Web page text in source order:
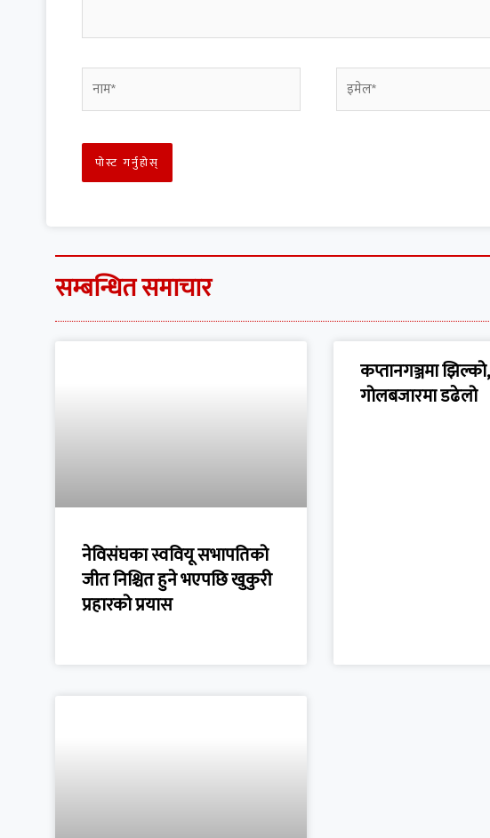
सम्बन्धित समाचार
नेविसंघका स्ववियू सभापतिको
जीत निश्चित हुने भएपछि खुकुरी
प्रहारको प्रयास
कप्तानगञ्जमा झिल्को,
गोलबजारमा डढेलो